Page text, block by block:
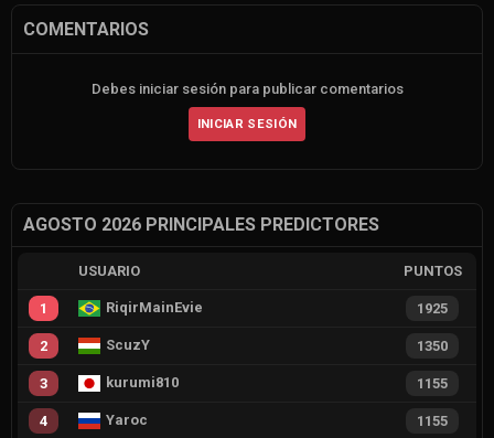
COMENTARIOS
Debes iniciar sesión para publicar comentarios
INICIAR SESIÓN
AGOSTO 2026 PRINCIPALES PREDICTORES
USUARIO PUNTOS
1 RiqirMainEvie 1925
2 ScuzY 1350
3 kurumi810 1155
4 Yaroc 1155